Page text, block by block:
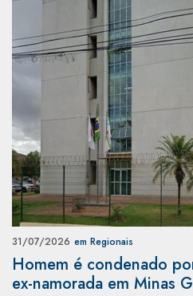
31/07/2026 em Regionais
Homem é condenado
ex-namorada em Minas